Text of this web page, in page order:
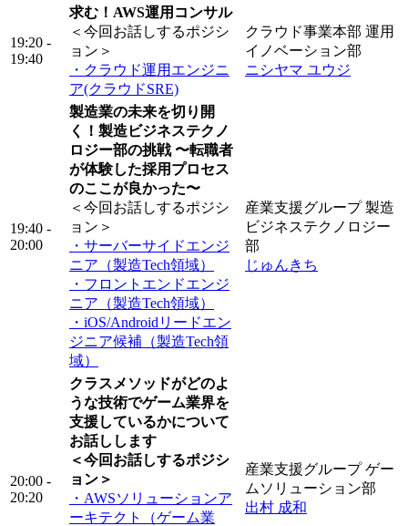
19:20 -
19:40
求む！AWS運用コンサル
＜今回お話しするポジシ
ョン＞
・クラウド運用エンジニ
ア(クラウドSRE)
クラウド事業本部 運用
イノベーション部
ニシヤマ ユウジ
19:40 -
20:00
製造業の未来を切り開
く！製造ビジネステクノ
ロジー部の挑戦 〜転職者
が体験した採用プロセス
のここが良かった〜
＜今回お話しするポジシ
ョン＞
・サーバーサイドエンジ
ニア（製造Tech領域）
・フロントエンドエンジ
ニア（製造Tech領域）
・iOS/Androidリードエン
ジニア候補（製造Tech領
域）
産業支援グループ 製造
ビジネステクノロジー
部
じゅんきち
20:00 -
20:20
クラスメソッドがどのよ
うな技術でゲーム業界を
支援しているかについて
お話しします
＜今回お話しするポジシ
ョン＞
・AWSソリューションア
ーキテクト（ゲーム業
産業支援グループ ゲー
ムソリューション部
出村 成和